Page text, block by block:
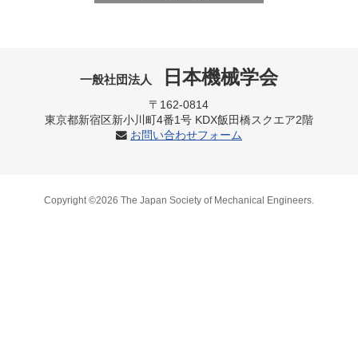
一般社団法人 日本機械学会
〒162-0814
東京都新宿区新小川町4番1号 KDX飯田橋スクエア2階
お問い合わせフォーム
Copyright ©2026 The Japan Society of Mechanical Engineers.